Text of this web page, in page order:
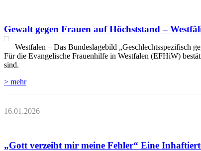
Gewalt gegen Frauen auf Höchststand –
Westfalen – Das Bundeslagebild „Geschlechtsspezifisch
Für die Evangelische Frauenhilfe in Westfalen (EFHiW)
sind.
> mehr
16.01.2026
„Gott verzeiht mir meine Fehler“ Eine